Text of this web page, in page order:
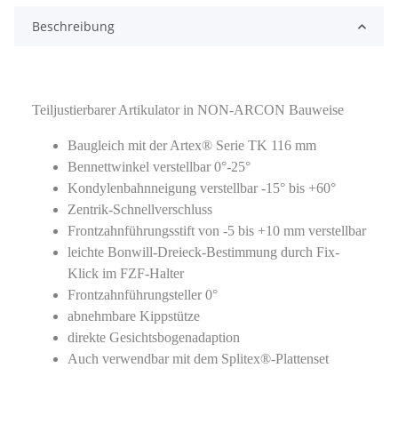
Beschreibung
Teiljustierbarer Artikulator in NON-ARCON Bauweise
Baugleich mit der Artex® Serie TK 116 mm
Bennettwinkel verstellbar 0°-25°
Kondylenbahnneigung verstellbar -15° bis +60°
Zentrik-Schnellverschluss
Frontzahnführungsstift von -5 bis +10 mm verstellbar
leichte Bonwill-Dreieck-Bestimmung durch Fix-
Klick im FZF-Halter
Frontzahnführungsteller 0°
abnehmbare Kippstütze
direkte Gesichtsbogenadaption
Auch verwendbar mit dem Splitex®-Plattenset